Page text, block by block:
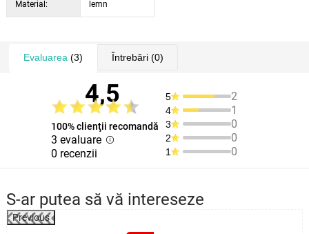
Material: lemn
Evaluarea (3) Întrebări(0)
4,5
100% clienţii recomandă
3 evaluare
0 recenzii
5 2
4 1
3 0
2 0
1 0
S-ar putea să vă intereseze
Previous